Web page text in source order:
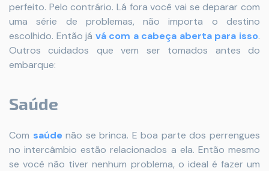
perfeito. Pelo contrário. Lá fora você vai se deparar com
uma série de problemas, não importa o destino
escolhido. Então já vá com a cabeça aberta para isso.
Outros cuidados que vem ser tomados antes do
embarque:
Saúde
Com saúdenão se brinca. E boa parte dos perrengues
no intercâmbio estão relacionados a ela. Então mesmo
se você não tiver nenhum problema, o ideal é fazer um